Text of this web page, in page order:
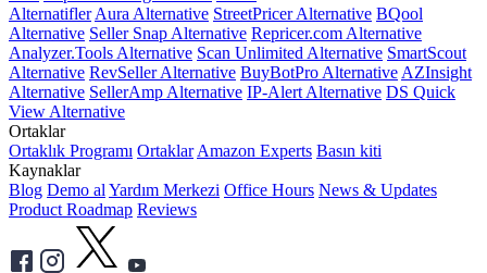
Alternatifler Aura Alternative StreetPricer Alternative BQool
Alternative Seller Snap Alternative Repricer.com Alternative
Analyzer.Tools Alternative Scan Unlimited Alternative SmartScout
Alternative RevSeller Alternative BuyBotPro Alternative AZInsight
Alternative SellerAmp Alternative IP-Alert Alternative DS Quick
View Alternative
Ortaklar
Ortaklık Programı Ortaklar Amazon Experts Basın kiti
Kaynaklar
Blog Demo al Yardım Merkezi Office Hours News & Updates
Product Roadmap Reviews